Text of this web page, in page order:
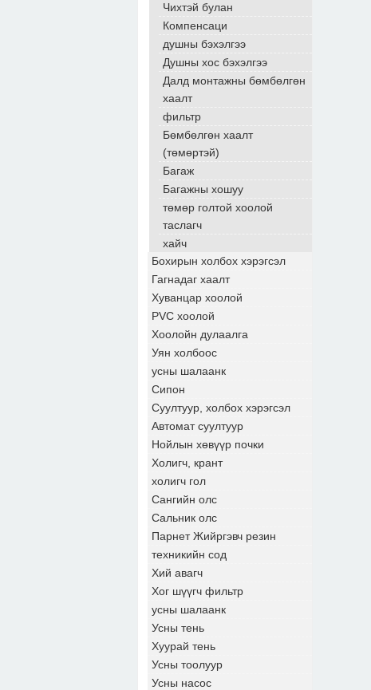
Чихтэй булан
Компенсаци
душны бэхэлгээ
Душны хос бэхэлгээ
Далд монтажны бөмбөлгөн
хаалт
фильтр
Бөмбөлгөн хаалт
(төмөртэй)
Багаж
Багажны хошуу
төмөр голтой хоолой
таслагч
хайч
Бохирын холбох хэрэгсэл
Гагнадаг хаалт
Хуванцар хоолой
PVC хоолой
Хоолойн дулаалга
Уян холбоос
усны шалаанк
Сипон
Суултуур, холбох хэрэгсэл
Автомат суултуур
Нойлын хөвүүр почки
Холигч, крант
холигч гол
Сангийн олс
Сальник олс
Парнет Жийргэвч резин
техникийн сод
Хий авагч
Хог шүүгч фильтр
усны шалаанк
Усны тень
Хуурай тень
Усны тоолуур
Усны насос